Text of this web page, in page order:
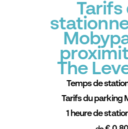
Tarifs
The
Temps de
Tarifs du parking
1 heure de